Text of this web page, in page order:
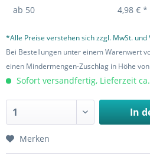
ab 50 4,98 € *
*Alle Preise verstehen sich zzgl. MwSt. und
Bei Bestellungen unter einem Warenwert
einen Mindermengen-Zuschlag in Höhe
Sofort versandfertig, Lieferzeit
In
Merken